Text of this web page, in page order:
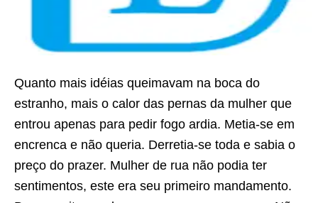
Quanto mais idéias queimavam na boca do
estranho, mais o calor das pernas da mulher que
entrou apenas para pedir fogo ardia. Metia-se em
encrenca e não queria. Derretia-se toda e sabia o
preço do prazer. Mulher de rua não podia ter
sentimentos, este era seu primeiro mandamento.